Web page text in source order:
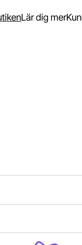
Lär dig mer